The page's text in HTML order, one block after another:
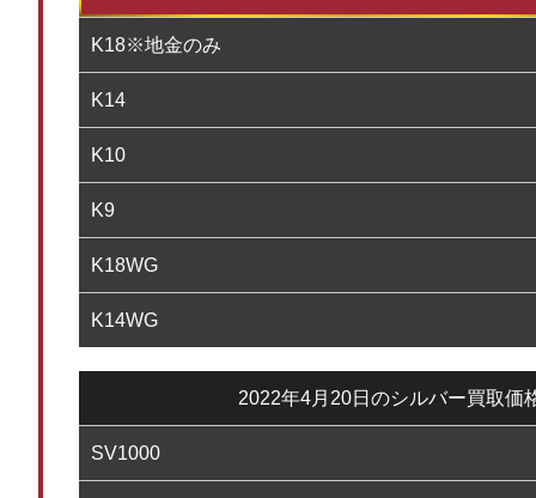
K18※地金のみ
K14
K10
K9
K18WG
K14WG
2022年4月20日のシルバー買取価
SV1000